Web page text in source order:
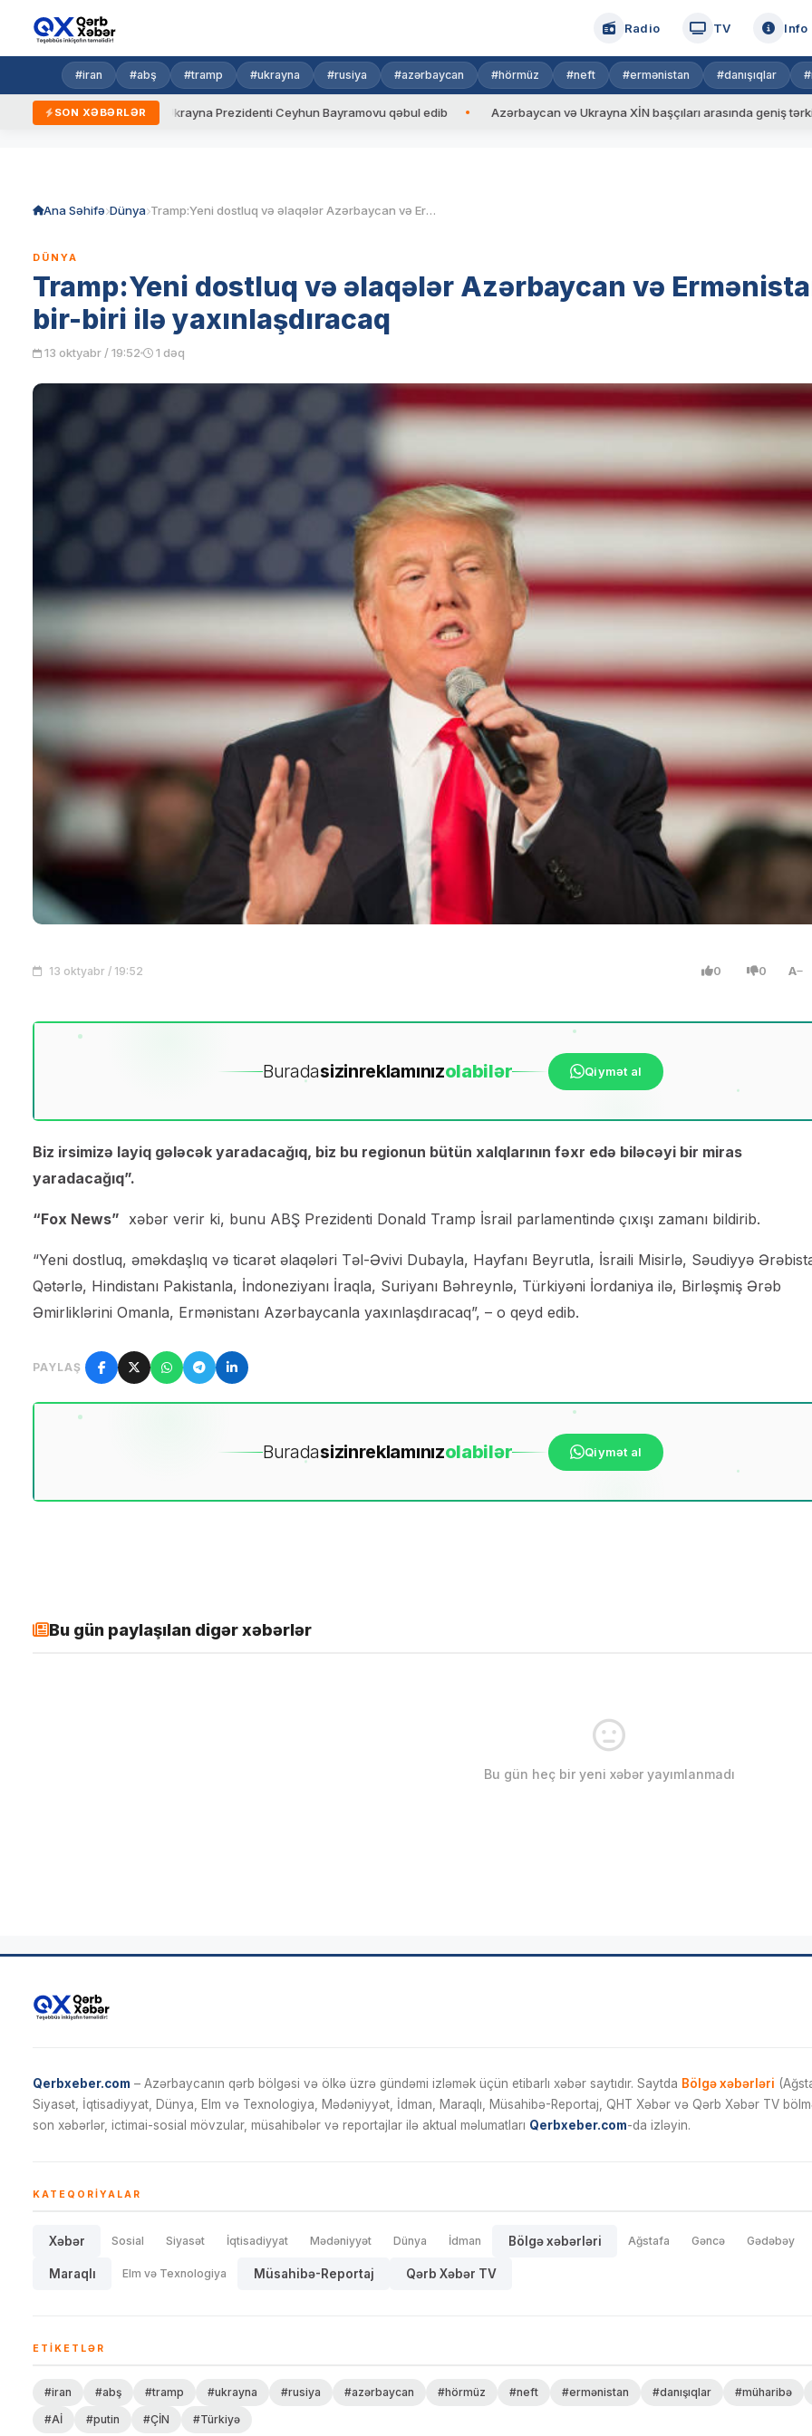
Radio TV Info
#iran #abş #tramp #ukrayna #rusiya #azərbaycan #hörmüz #neft #ermənistan #danışıqlar
SON XƏBƏRLƏR
yeni qaydalar Ukrayna Prezidenti Ceyhun Bayramovu qəbul edib Azərbaycan və Ukrayna XİN başçıları arasında geniş tərkibdə
Ana Səhifə Dünya Tramp:Yeni dostluq və əlaqələr Azərbaycan və Ermənistanı bir-biri ilə yaxınlaşdıracaq
DÜNYA
Tramp:Yeni dostluq və əlaqələr Azərbaycan və
bir-biri ilə yaxınlaşdıracaq
13 oktyabr / 19:52 1 dəq
13 oktyabr / 19:52 0 0 A
Buradasizinreklamınızolabilər Qiymət al
Biz irsimizə layiq gələcək yaradacağıq, biz bu regionun bütün xalqlarının fəxr edə biləcəyi bir miras
yaradacağıq”.
“Fox News” xəbər verir ki, bunu ABŞ Prezidenti Donald Tramp İsrail parlamentində çıxışı zamanı bildirib.
“Yeni dostluq, əməkdaşlıq və ticarət əlaqələri Təl-Əvivi Dubayla, Hayfanı Beyrutla, İsraili Misirlə, Səudiyyə
Qətərlə, Hindistanı Pakistanla, İndoneziyanı İraqla, Suriyanı Bəhreynlə, Türkiyəni İordaniya ilə, Birləşmiş Ərəb
Əmirliklərini Omanla, Ermənistanı Azərbaycanla yaxınlaşdıracaq”, – o qeyd edib.
PAYLAŞ
Buradasizinreklamınızolabilər Qiymət al
Bu gün paylaşılan digər xəbərlər
Bu gün heç bir yeni xəbər yayımlanmadı
Qerbxeber.com – Azərbaycanın qərb bölgəsi və ölkə üzrə gündəmi izləmək üçün etibarlı xəbər saytıdır. Saytda Bölgə xəbərləri
Siyasət, İqtisadiyyat, Dünya, Elm və Texnologiya, Mədəniyyət, İdman, Maraqlı, Müsahibə-Reportaj, QHT Xəbər və Qərb Xəbər TV
son xəbərlər, ictimai-sosial mövzular, müsahibələr və reportajlar ilə aktual məlumatları Qerbxeber.com-da izləyin.
KATEQORIYALAR
Xəbər Sosial Siyasət İqtisadiyyat Mədəniyyət Dünya İdman Bölgə xəbərləri Ağstafa Gəncə Gədəbəy
Maraqlı Elm və Texnologiya Müsahibə-Reportaj Qərb Xəbər TV
ETIKETLƏR
#iran #abş #tramp #ukrayna #rusiya #azərbaycan #hörmüz #neft #ermənistan #danışıqlar #müharibə
#Aİ
#putin #ÇİN #Türkiyə